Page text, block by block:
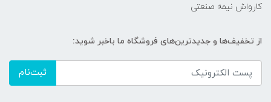
کارواش نیمه صنعتی
از تخفیف‌ها و جدیدترین‌های فروشگاه ما باخبر شوید:
ثبت‌نام